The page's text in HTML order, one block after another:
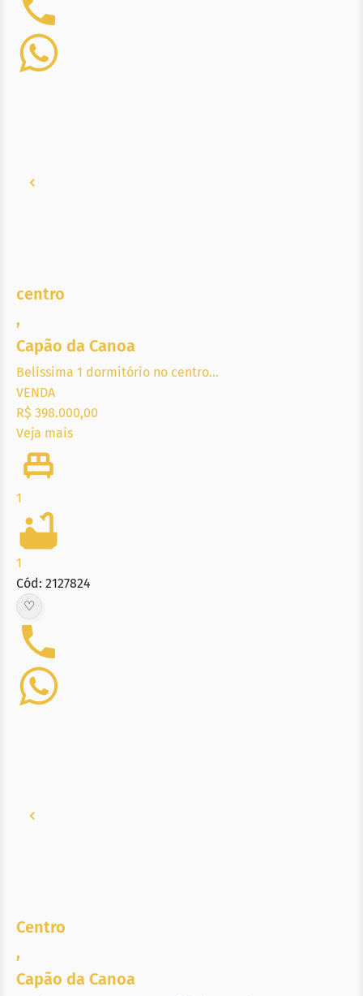
centro
,
Capão da Canoa
Belíssima 1 dormitório no centro...
VENDA
R$ 398.000,00
Veja mais
1
1
Cód: 2127824
♡
Centro
,
Capão da Canoa